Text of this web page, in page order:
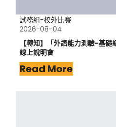
試務組-校外比賽
2026-08-04
【轉知】「外語能力測驗-基
線上說明會
Read More